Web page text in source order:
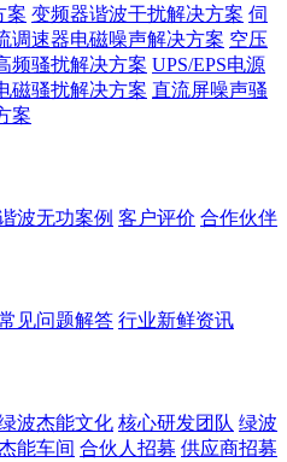
案 变频器谐波干扰解决方案 伺
调速器电磁噪声解决方案 空压
频骚扰解决方案 UPS/EPS电源
磁骚扰解决方案 直流屏噪声骚
案
波无功案例 客户评价 合作伙伴
见问题解答 行业新鲜资讯
波杰能文化 核心研发团队 绿波
能车间 合伙人招募 供应商招募